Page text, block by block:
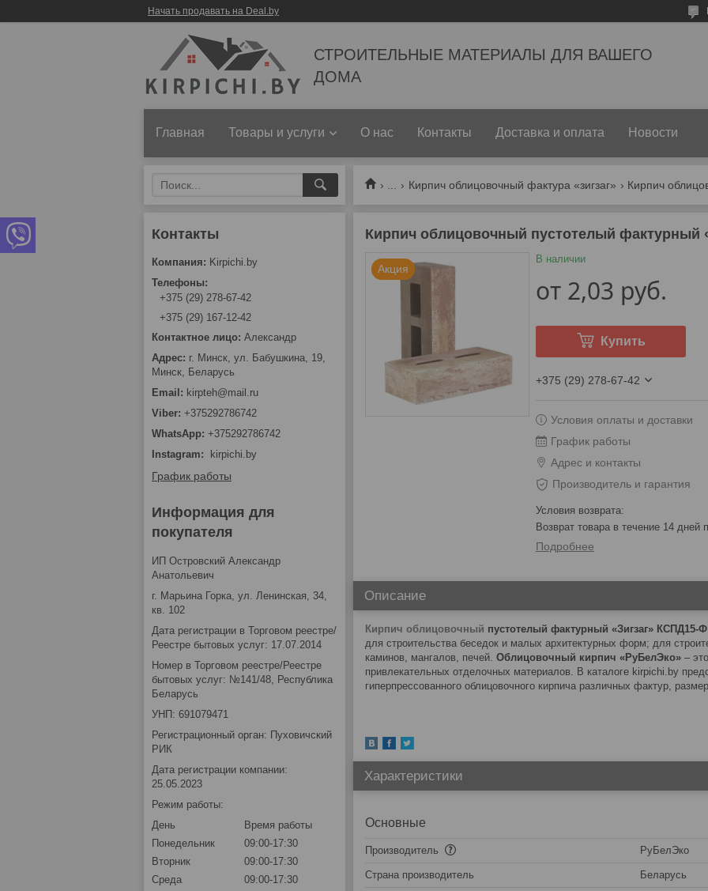
Начать продавать на Deal.by
СТРОИТЕЛЬНЫЕ МАТЕРИАЛЫ ДЛЯ ВАШЕГО
ДОМА
Главная Товары и услуги О нас Контакты Доставка и оплата Новости
Кирпич облицовочный фактура «зигзаг»
Кирпич облицовочный пустотелый фактурный
Акция
В наличии
от 2,03 руб.
Купить
+375 (29) 278-67-42
Условия оплаты и доставки
График работы
Адрес и контакты
Производитель и гарантия
возврат товара в течение 14 дней
Подробнее
Описание
Кирпич облицовочный пустотелый фактурный «Зигзаг» КСПД15-Ф
для строительства беседок и малых архитектурных форм; для
каминов, мангалов, печей. Облицовочный кирпич «РуБелЭко» –
привлекательных отделочных материалов. В каталоге kirpichi.by
гиперпрессованного облицовочного кирпича различных фактур,
Характеристики
Основные
Производитель РуБелЭко
Страна производитель Беларусь
Kirpichi.by
+375 (29) 278-67-42
+375 (29) 167-12-42
Александр
г. Минск, ул. Бабушкина, 19,
Минск, Беларусь
kirpteh@mail.ru
+375292786742
+375292786742
Instagram
kirpichi.by
График работы
Информация для
покупателя
ИП Островский Александр
Анатольевич
г. Марьина Горка, ул. Ленинская, 34,
кв. 102
Дата регистрации в Торговом реестре/
Реестре бытовых услуг: 17.07.2014
Номер в Торговом реестре/Реестре
бытовых услуг: №141/48, Республика
Беларусь
УНП: 691079471
Регистрационный орган: Пуховичский
РИК
Дата регистрации компании:
25.05.2023
Режим работы:
День
Время работы
Понедельник
09:00-17:30
Вторник
09:00-17:30
Среда
09:00-17:30